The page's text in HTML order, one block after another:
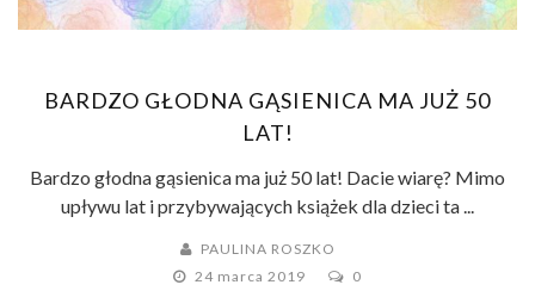
BARDZO GŁODNA GĄSIENICA MA JUŻ 50
LAT!
Bardzo głodna gąsienica ma już 50 lat! Dacie wiarę? Mimo
upływu lat i przybywających książek dla dzieci ta ...
PAULINA ROSZKO
24 marca 2019
0